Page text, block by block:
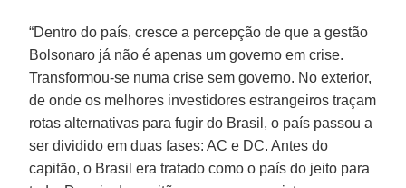
“Dentro do país, cresce a percepção de que a gestão
Bolsonaro já não é apenas um governo em crise.
Transformou-se numa crise sem governo. No exterior,
de onde os melhores investidores estrangeiros traçam
rotas alternativas para fugir do Brasil, o país passou a
ser dividido em duas fases: AC e DC. Antes do
capitão, o Brasil era tratado como o país do jeito para